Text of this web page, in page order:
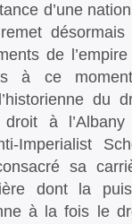
d’une
de
à ce
du
droit à
Imperialist
sa
dont la
à la fois le